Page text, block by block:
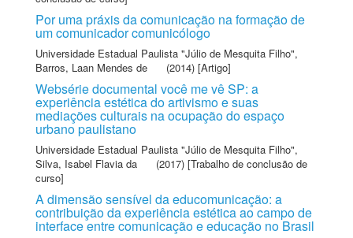
Por uma práxis da comunicação na formação de
um comunicador comunicólogo
Universidade Estadual Paulista "Júlio de Mesquita Filho",
Barros, Laan Mendes de
(2014) [Artigo]
Websérie documental você me vê SP: a
experiência estética do artivismo e suas
mediações culturais na ocupação do espaço
urbano paulistano
Universidade Estadual Paulista "Júlio de Mesquita Filho",
Silva, Isabel Flavia da
(2017) [Trabalho de conclusão de
curso]
A dimensão sensível da educomunicação: a
contribuição da experiência estética ao campo de
interface entre comunicação e educação no Brasil